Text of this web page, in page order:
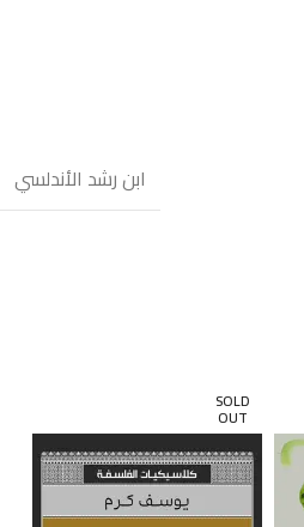
ابن رشد الأندلسي
SOLD
OUT